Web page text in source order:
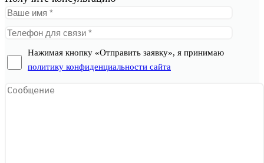
Нажимая кнопку «Отправить заявку», я принимаю
политику конфиденциальности сайта